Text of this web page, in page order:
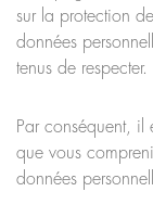
sur la protection
données
tenus de respecter.
Par conséquent, il
que vous
données